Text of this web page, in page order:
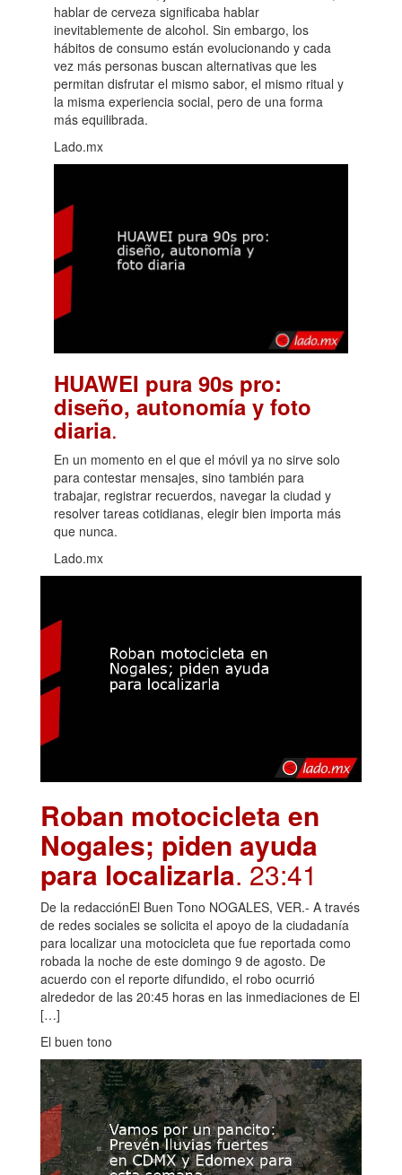
hablar de cerveza significaba hablar
inevitablemente de alcohol. Sin embargo, los
hábitos de consumo están evolucionando y cada
vez más personas buscan alternativas que les
permitan disfrutar el mismo sabor, el mismo ritual y
la misma experiencia social, pero de una forma
más equilibrada.
Lado.mx
HUAWEI pura 90s pro:
diseño, autonomía y foto
diaria.
En un momento en el que el móvil ya no sirve solo
para contestar mensajes, sino también para
trabajar, registrar recuerdos, navegar la ciudad y
resolver tareas cotidianas, elegir bien importa más
que nunca.
Lado.mx
Roban motocicleta en
Nogales; piden ayuda
para localizarla. 23:41
De la redacciónEl Buen Tono NOGALES, VER.- A través
de redes sociales se solicita el apoyo de la ciudadanía
para localizar una motocicleta que fue reportada como
robada la noche de este domingo 9 de agosto. De
acuerdo con el reporte difundido, el robo ocurrió
alrededor de las 20:45 horas en las inmediaciones de El
[…]
El buen tono